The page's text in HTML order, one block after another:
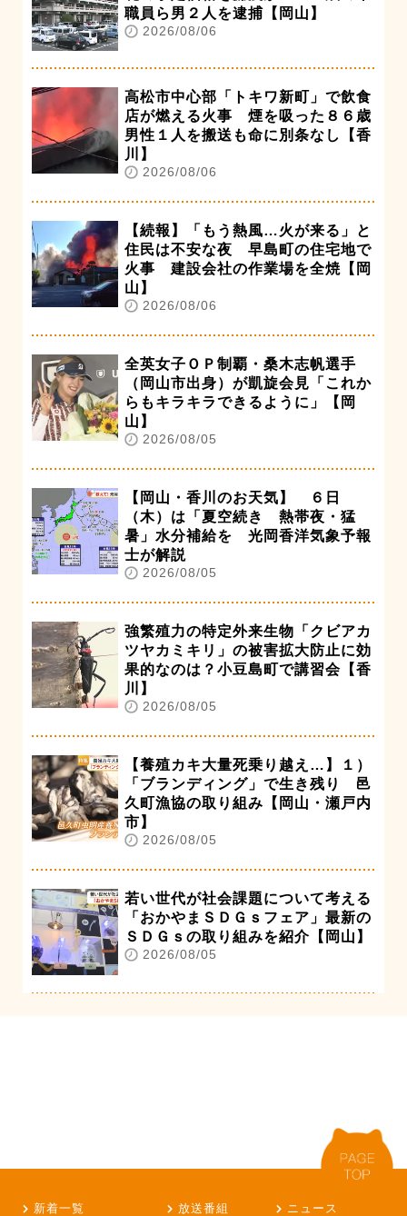
職員ら男２人を逮捕【岡山】
2026/08/06
高松市中心部「トキワ新町」で飲食
店が燃える火事 煙を吸った８６歳
男性１人を搬送も命に別条なし【香
川】
2026/08/06
【続報】「もう熱風…火が来る」と
住民は不安な夜 早島町の住宅地で
火事 建設会社の作業場を全焼【岡
山】
2026/08/06
全英女子ＯＰ制覇・桑木志帆選手
（岡山市出身）が凱旋会見「これか
らもキラキラできるように」【岡
山】
2026/08/05
【岡山・香川のお天気】 ６日
（木）は「夏空続き 熱帯夜・猛
暑」水分補給を 光岡香洋気象予報
士が解説
2026/08/05
強繁殖力の特定外来生物「クビアカ
ツヤカミキリ」の被害拡大防止に効
果的なのは？小豆島町で講習会【香
川】
2026/08/05
【養殖カキ大量死乗り越え…】１）
「ブランディング」で生き残り 邑
久町漁協の取り組み【岡山・瀬戸内
市】
2026/08/05
若い世代が社会課題について考える
「おかやまＳＤＧｓフェア」最新の
ＳＤＧｓの取り組みを紹介【岡山】
2026/08/05
新着一覧 放送番組
ニュース